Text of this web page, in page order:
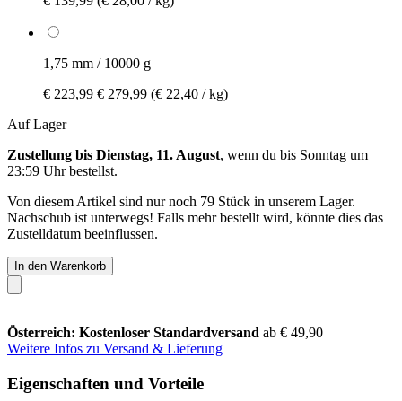
1,75 mm / 10000 g
€ 223,99 € 279,99 (€ 22,40 / kg)
Auf Lager
Zustellung bis Dienstag, 11. August, wenn du bis Sonntag um
23:59 Uhrbestellst.
Von diesem Artikel sind nur noch 79 Stück in unserem Lager.
Nachschub ist unterwegs! Falls mehr bestellt wird, könnte dies das
Zustelldatum beeinflussen.
In den Warenkorb
Österreich: Kostenloser Standardversand ab € 49,90
Weitere Infos zu Versand & Lieferung
Eigenschaften und Vorteile